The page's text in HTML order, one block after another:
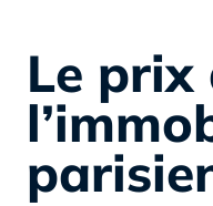
Le prix